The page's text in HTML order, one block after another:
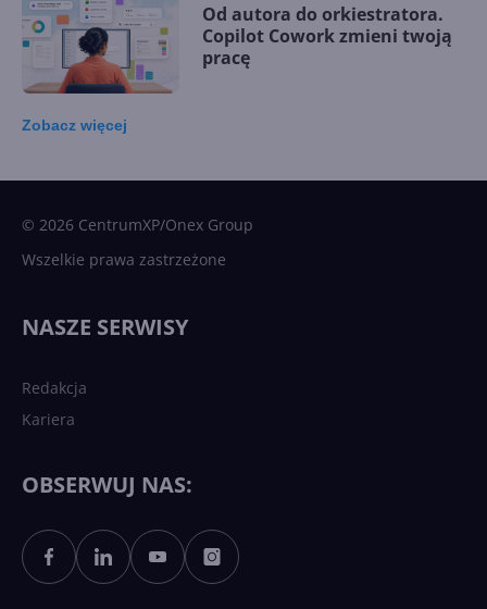
Od autora do orkiestratora.
Copilot Cowork zmieni twoją
pracę
Sztuczna inteligencja po
polsku. Dość barier
Zobacz więcej
© 2026 CentrumXP/Onex Group
Wszelkie prawa zastrzeżone
NASZE SERWISY
Redakcja
Kariera
OBSERWUJ NAS: